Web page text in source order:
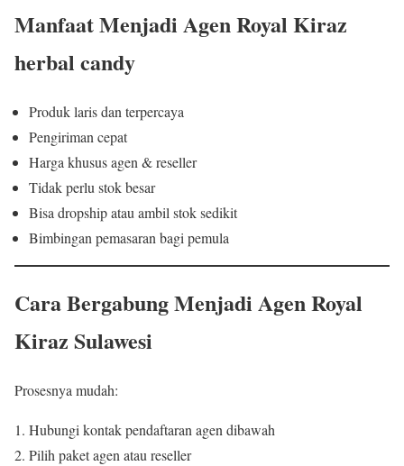
Manfaat Menjadi Agen Royal Kiraz
herbal candy
Produk laris dan terpercaya
Pengiriman cepat
Harga khusus agen & reseller
Tidak perlu stok besar
Bisa dropship atau ambil stok sedikit
Bimbingan pemasaran bagi pemula
Cara Bergabung Menjadi Agen Royal
Kiraz Sulawesi
Prosesnya mudah:
Hubungi kontak pendaftaran agen dibawah
Pilih paket agen atau reseller